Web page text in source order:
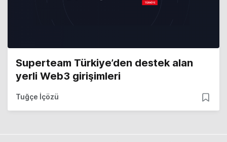
Superteam Türkiye’den destek alan
yerli Web3 girişimleri
Tuğçe İçözü